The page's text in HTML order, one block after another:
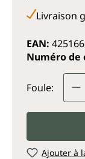
Livraison
EAN:
Numéro de
Foule:
Ajouter à